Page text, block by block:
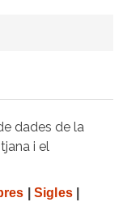
dades de la
i el
Sigles|